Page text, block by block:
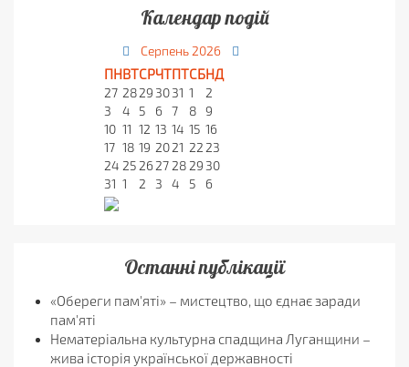
Календар подій
Серпень 2026
ПНВТСРЧТПТСБНД
27 2829 3031 1
2
3
4 5 6 7 8 9
10 11 12 13 14 15 16
17 18 19 2021 22 23
24 25 2627 28 29 30
31 1 2 3 4 5 6
Останні публікації
«Обереги пам'яті» – мистецтво, що єднає заради
пам'яті
Нематеріальна культурна спадщина Луганщини –
жива історія української державності